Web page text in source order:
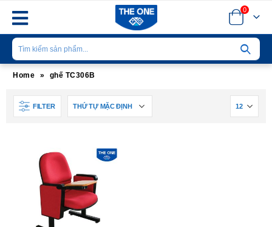
0
Home » ghế TC306B
FILTER